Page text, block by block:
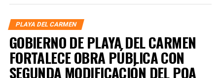
PLAYA DEL CARMEN
GOBIERNO DE PLAYA DEL CARMEN
FORTALECE OBRA PÚBLICA CON
SEGUNDA MODIFICACIÓN DEL POA